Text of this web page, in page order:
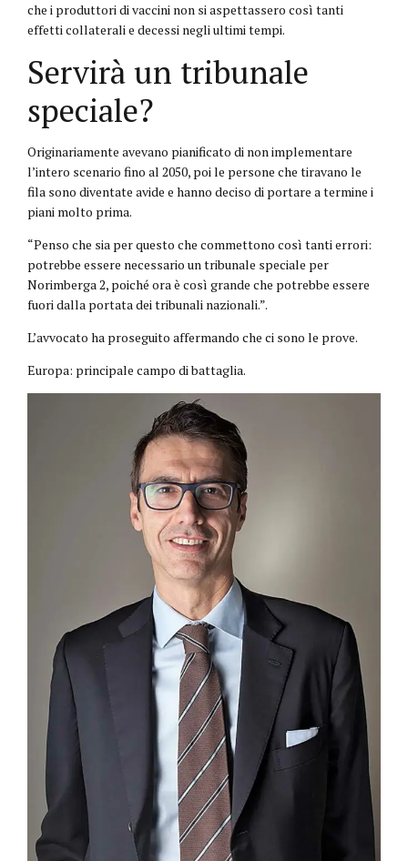
che i produttori di vaccini non si aspettassero così tanti
effetti collaterali e decessi negli ultimi tempi.
Servirà un tribunale
speciale?
Originariamente avevano pianificato di non implementare
l’intero scenario fino al 2050, poi le persone che tiravano le
fila sono diventate avide e hanno deciso di portare a termine i
piani molto prima.
“Penso che sia per questo che commettono così tanti errori:
potrebbe essere necessario un tribunale speciale per
Norimberga 2, poiché ora è così grande che potrebbe essere
fuori dalla portata dei tribunali nazionali.”.
L’avvocato ha proseguito affermando che ci sono le prove.
Europa: principale campo di battaglia.